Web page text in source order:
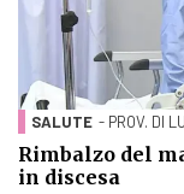
SALUTE - PROV. DI
Rimbalzo del
in discesa